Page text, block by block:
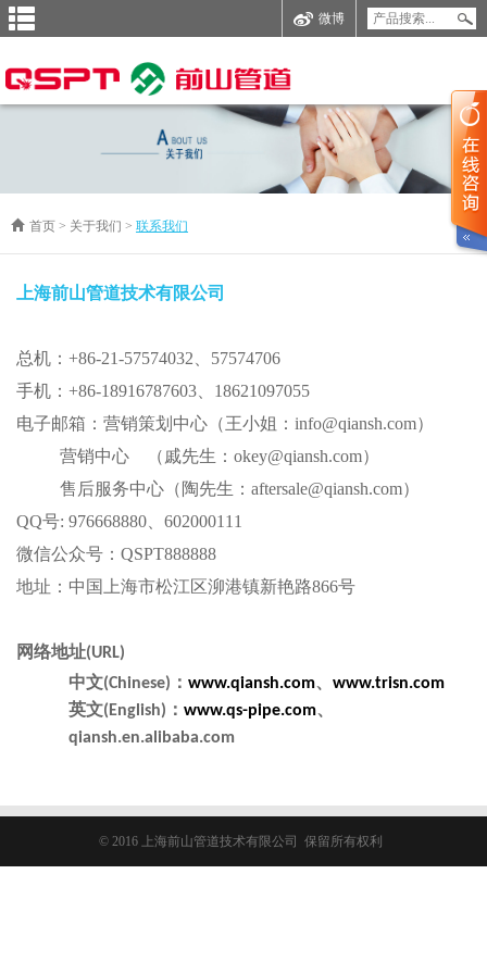
微博
首页 > 关于我们 > 联系我们
上海前山管道技术有限公司
总机：+86-21-57574032、57574706
手机：+86-18916787603、18621097055
电子邮箱：营销策划中心（王小姐：info@qiansh.com）
营销中心 （戚先生：okey@qiansh.com）
售后服务中心（陶先生：aftersale@qiansh.com）
QQ号: 976668880、602000111
微信公众号：QSPT888888
地址：中国上海市松江区泖港镇新艳路866号
网络地址(URL)
中文(Chinese) ： www.qiansh.com、 www.trisn.com
英文(English) ： www.qs-pipe.com、
qiansh.en.alibaba.com
© 2016 上海前山管道技术有限公司 保留所有权利